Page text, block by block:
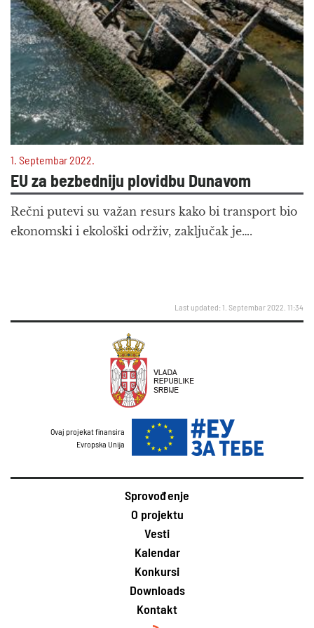
1. Septembar 2022.
EU za bezbedniju plovidbu Dunavom
Rečni putevi su važan resurs kako bi transport bio
ekonomski i ekološki održiv, zaključak je….
Last updated: 1. Septembar 2022. 11:34
Ovaj projekat finansira
Evropska Unija
Sprovođenje
O projektu
Vesti
Kalendar
Konkursi
Downloads
Kontakt